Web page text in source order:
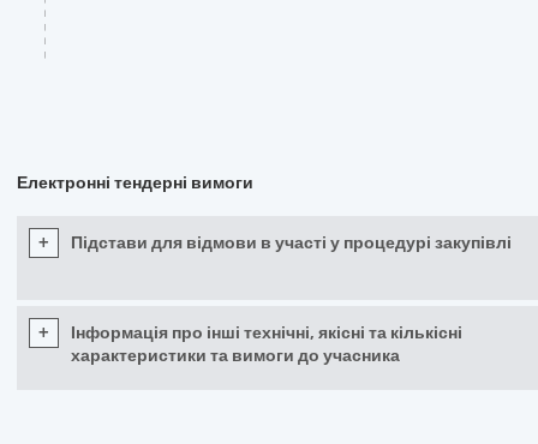
Електронні тендерні вимоги
+ Підстави для відмови в участі у процедурі закупівлі
+
Інформація про інші технічні, якісні та кількісні
характеристики та вимоги до учасника